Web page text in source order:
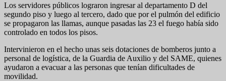
Los servidores públicos lograron ingresar al departamento D del
segundo piso y luego al tercero, dado que por el pulmón del edificio
se propagaron las llamas, aunque pasadas las 23 el fuego había sido
controlado en todos los pisos.
Intervinieron en el hecho unas seis dotaciones de bomberos junto a
personal de logística, de la Guardia de Auxilio y del SAME, quienes
ayudaron a evacuar a las personas que tenían dificultades de
movilidad.